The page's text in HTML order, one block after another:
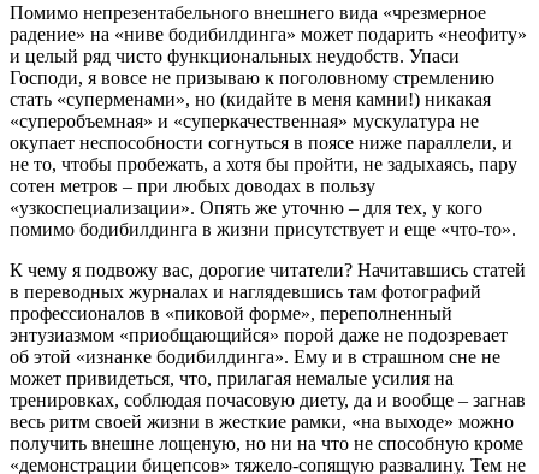
Помимо непрезентабельного внешнего вида «чрезмерное
радение» на «ниве бодибилдинга» может подарить «неофиту»
и целый ряд чисто функциональных неудобств. Упаси
Господи, я вовсе не призываю к поголовному стремлению
стать «суперменами», но (кидайте в меня камни!) никакая
«суперобъемная» и «суперкачественная» мускулатура не
окупает неспособности согнуться в поясе ниже параллели, и
не то, чтобы пробежать, а хотя бы пройти, не задыхаясь, пару
сотен метров – при любых доводах в пользу
«узкоспециализации». Опять же уточню – для тех, у кого
помимо бодибилдинга в жизни присутствует и еще «что-то».
К чему я подвожу вас, дорогие читатели? Начитавшись статей
в переводных журналах и наглядевшись там фотографий
профессионалов в «пиковой форме», переполненный
энтузиазмом «приобщающийся» порой даже не подозревает
об этой «изнанке бодибилдинга». Ему и в страшном сне не
может привидеться, что, прилагая немалые усилия на
тренировках, соблюдая почасовую диету, да и вообще – загнав
весь ритм своей жизни в жесткие рамки, «на выходе» можно
получить внешне лощеную, но ни на что не способную кроме
«демонстрации бицепсов» тяжело-сопящую развалину. Тем не